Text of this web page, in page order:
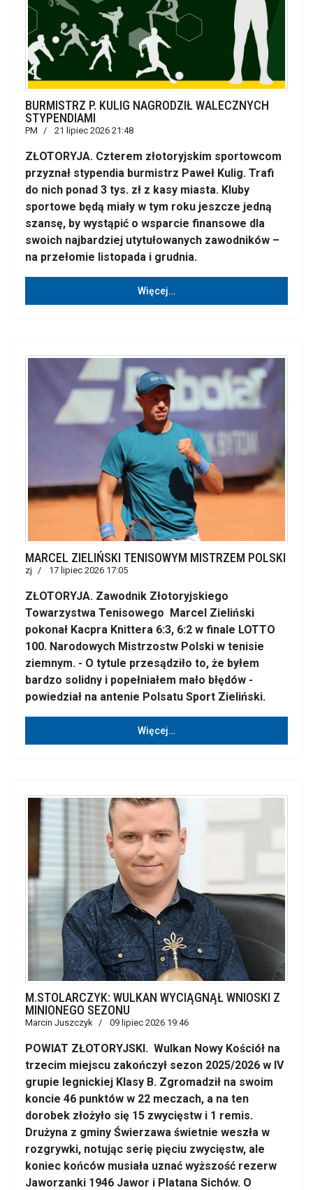
BURMISTRZ P. KULIG NAGRODZIŁ WALECZNYCH
STYPENDIAMI
PM 21 lipiec 2026 21:48
ZŁOTORYJA. Czterem złotoryjskim sportowcom
przyznał stypendia burmistrz Paweł Kulig. Trafi
do nich ponad 3 tys. zł z kasy miasta. Kluby
sportowe będą miały w tym roku jeszcze jedną
szansę, by wystąpić o wsparcie finansowe dla
swoich najbardziej utytułowanych zawodników –
na przełomie listopada i grudnia.
Więcej…
MARCEL ZIELIŃSKI TENISOWYM MISTRZEM POLSKI
zj 17 lipiec 2026 17:05
ZŁOTORYJA. Zawodnik Złotoryjskiego
Towarzystwa Tenisowego Marcel Zieliński
pokonał Kacpra Knittera 6:3, 6:2 w finale LOTTO
100. Narodowych Mistrzostw Polski w tenisie
ziemnym. - O tytule przesądziło to, że byłem
bardzo solidny i popełniałem mało błędów -
powiedział na antenie Polsatu Sport Zieliński.
Więcej…
M.STOLARCZYK: WULKAN WYCIĄGNĄŁ WNIOSKI Z
MINIONEGO SEZONU
Marcin Juszczyk 09 lipiec 2026 19:46
POWIAT ZŁOTORYJSKI. Wulkan Nowy Kościół na
trzecim miejscu zakończył sezon 2025/2026 w IV
grupie legnickiej Klasy B. Zgromadził na swoim
koncie 46 punktów w 22 meczach, a na ten
dorobek złożyło się 15 zwycięstw i 1 remis.
Drużyna z gminy Świerzawa świetnie weszła w
rozgrywki, notując serię pięciu zwycięstw, ale
koniec końców musiała uznać wyższość rezerw
Jaworzanki 1946 Jawor i Platana Sichów. O